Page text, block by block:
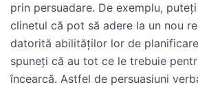
prin persuadare. De exemplu,
clinetul că pot să adere la un nou
datorită abilităților lor de
spuneți că au tot ce le trebuie
încearcă. Astfel de persuasiuni